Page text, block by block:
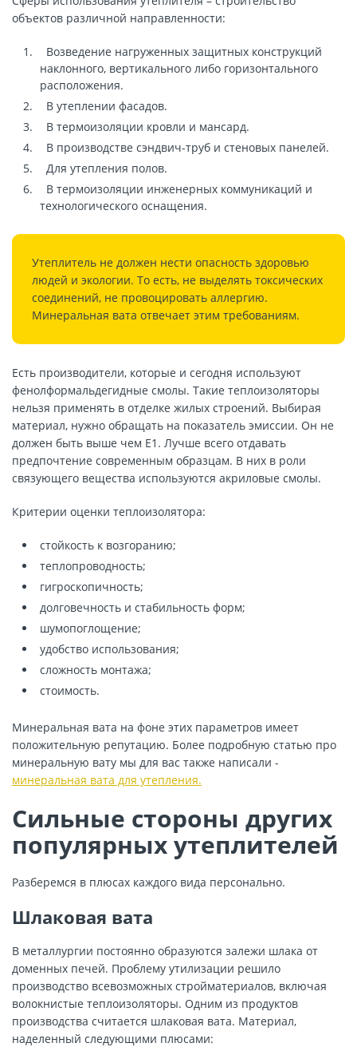
объектов различной направленности:
Возведение нагруженных защитных конструкций
наклонного, вертикального либо горизонтального
расположения.
В утеплении фасадов.
В термоизоляции кровли и мансард.
В производстве сэндвич-труб и стеновых панелей.
Для утепления полов.
В термоизоляции инженерных коммуникаций и
технологического оснащения.
Утеплитель не должен нести опасность здоровью
людей и экологии. То есть, не выделять токсических
соединений, не провоцировать аллергию.
Минеральная вата отвечает этим требованиям.
Есть производители, которые и сегодня используют
фенолформальдегидные смолы. Такие теплоизоляторы
нельзя применять в отделке жилых строений. Выбирая
материал, нужно обращать на показатель эмиссии. Он не
должен быть выше чем Е1. Лучше всего отдавать
предпочтение современным образцам. В них в роли
связующего вещества используются акриловые смолы.
Критерии оценки теплоизолятора:
стойкость к возгоранию;
теплопроводность;
гигроскопичность;
долговечность и стабильность форм;
шумопоглощение;
удобство использования;
сложность монтажа;
стоимость.
Минеральная вата на фоне этих параметров имеет
положительную репутацию. Более подробную статью про
минеральную вату мы для вас также написали -
минеральная вата для утепления.
Сильные стороны других
популярных утеплителей
Разберемся в плюсах каждого вида персонально.
Шлаковая вата
В металлургии постоянно образуются залежи шлака от
доменных печей. Проблему утилизации решило
производство всевозможных стройматериалов, включая
волокнистые теплоизоляторы. Одним из продуктов
производства считается шлаковая вата. Материал,
наделенный следующими плюсами: